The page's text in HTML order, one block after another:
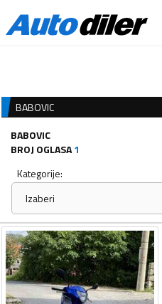
BABOVIC
BABOVIC
BROJ OGLASA1
Kategorije:
Izaberi